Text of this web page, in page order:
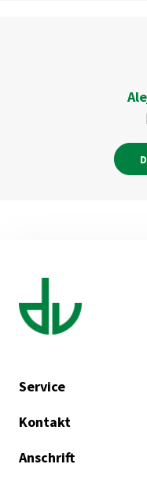
Service
Kontakt
Anschrift